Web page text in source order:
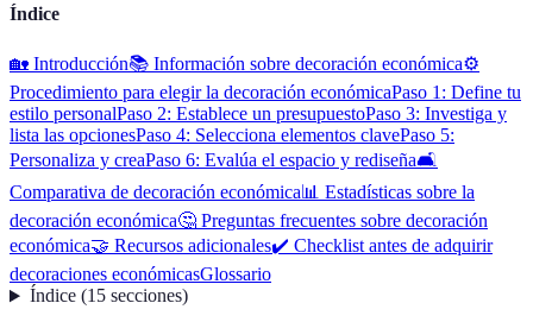
Índice
🏡 Introducción📚 Información sobre decoración económica⚙️
Procedimiento para elegir la decoración económicaPaso 1: Define tu
estilo personalPaso 2: Establece un presupuestoPaso 3: Investiga y
lista las opcionesPaso 4: Selecciona elementos clavePaso 5:
Personaliza y creaPaso 6: Evalúa el espacio y rediseña🛋️
Comparativa de decoración económica📊 Estadísticas sobre la
decoración económica🤔 Preguntas frecuentes sobre decoración
económica🤝 Recursos adicionales✔️ Checklist antes de adquirir
decoraciones económicasGlossario
Índice(15 secciones)